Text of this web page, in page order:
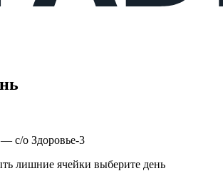
— с/о Здоровье-3
лишние ячейки выберите день